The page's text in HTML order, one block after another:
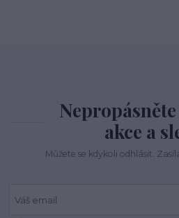
akce a
Můžete se kdykoli odhlásit.